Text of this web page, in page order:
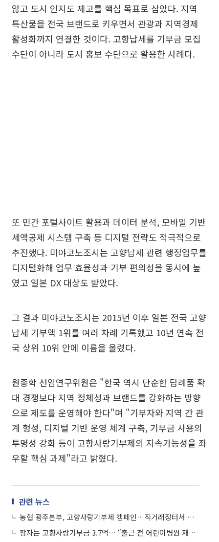
않고 도시 인지도 제고를 핵심 목표로 삼았다. 지역
특산물을 전국 브랜드로 키우면서 관광과 지역경제
활성화까지 연결한 것이다. 고향납세를 기부금 모집
수단이 아니라 도시 홍보 수단으로 활용한 사례다.
또 민간 포털사이트 활용과 데이터 분석, 모바일 기반
세액공제 시스템 구축 등 디지털 전략도 적극적으로
추진했다. 미야코노조시는 고향납세 관련 행정업무를
디지털화해 업무 효율성과 기부 편의성을 동시에 높
였고 일본 DX 대상도 받았다.
그 결과 미야코노조시는 2015년 이후 일본 전국 고향
납세 기부액 1위를 여러 차례 기록했고 10년 연속 전
국 상위 10위 안에 이름을 올렸다.
원종학 선임연구위원은 "한국 역시 단순한 답례품 확
대 경쟁보다 지역 정체성과 브랜드를 강화하는 방향
으로 제도를 운영해야 한다"며 "기부자와 지역 간 관
계 형성, 디지털 기반 운영 체계 구축, 기부금 사용의
투명성 강화 등이 고향사랑기부제의 지속가능성을 좌
우할 핵심 과제"라고 밝혔다.
관련 뉴스
농협 광주본부, 고향사랑기부제 캠페인…직거래장터서 홍보
잠자는 고향사랑기부금 3.7억… “출근 전 어린이병원 재원으로 쓰자”